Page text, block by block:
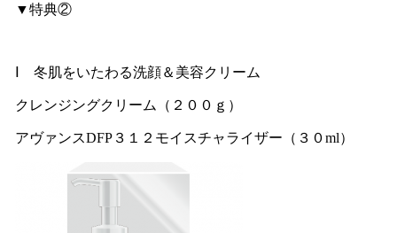
▼特典②
Ⅰ 冬肌をいたわる洗顔＆美容クリーム
クレンジングクリーム（２００ｇ）
アヴァンスDFP３１２モイスチャライザー（３０ml）